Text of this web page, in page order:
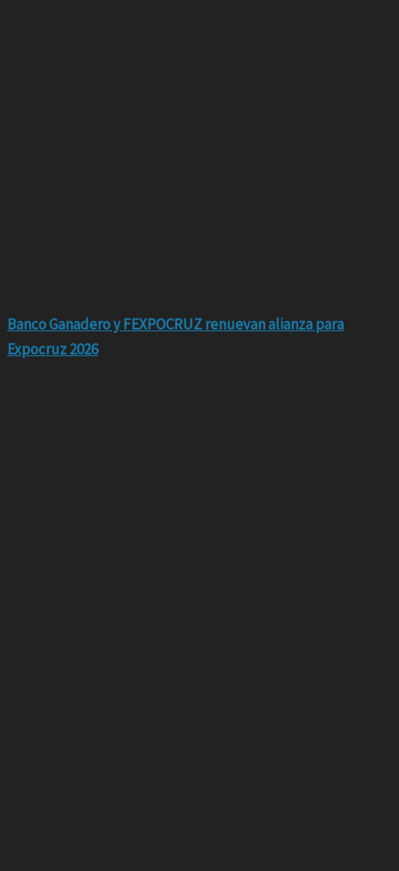
Banco Ganadero y FEXPOCRUZ renuevan alianza para
Expocruz 2026